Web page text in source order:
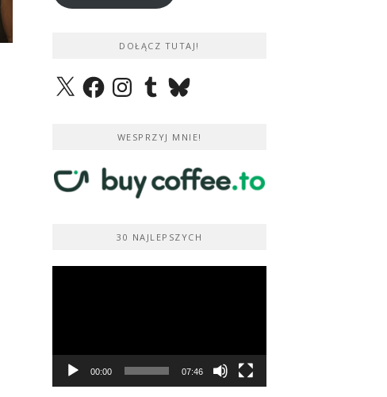
DOŁĄCZ TUTAJ!
X FacebookInstagramTumblrBluesky
WESPRZYJ MNIE!
30 NAJLEPSZYCH
00:00 07:46